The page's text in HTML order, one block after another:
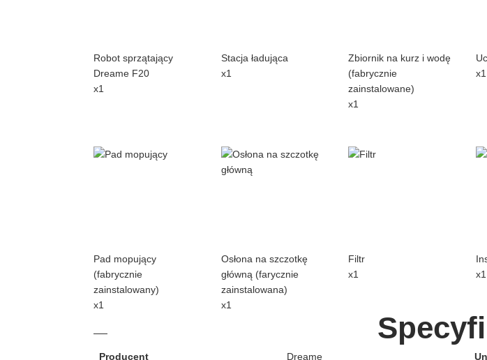
Robot sprzątający
Dreame F20
x1
Stacja ładująca
x1
Zbiornik na kurz i wodę
(fabrycznie
zainstalowane)
x1
x1
Pad mopujący
(fabrycznie
zainstalowany)
x1
Osłona na szczotkę
główną (farycznie
zainstalowana)
x1
Filtr
x1
x1
Producent Dreame